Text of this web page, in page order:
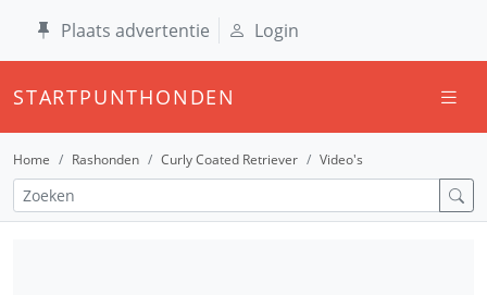
Plaats advertentie Login
STARTPUNTHONDEN
Home Rashonden Curly Coated Retriever Video's